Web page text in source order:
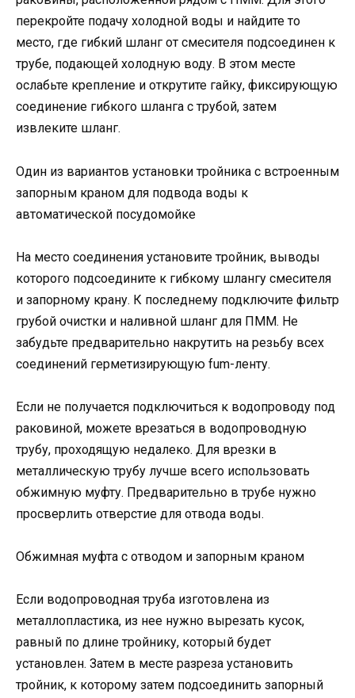
перекройте подачу холодной воды и найдите то
место, где гибкий шланг от смесителя подсоединен к
трубе, подающей холодную воду. В этом месте
ослабьте крепление и открутите гайку, фиксирующую
соединение гибкого шланга с трубой, затем
извлеките шланг.
Один из вариантов установки тройника с встроенным
запорным краном для подвода воды к
автоматической посудомойке
На место соединения установите тройник, выводы
которого подсоедините к гибкому шлангу смесителя
и запорному крану. К последнему подключите фильтр
грубой очистки и наливной шланг для ПММ. Не
забудьте предварительно накрутить на резьбу всех
соединений герметизирующую fum-ленту.
Если не получается подключиться к водопроводу под
раковиной, можете врезаться в водопроводную
трубу, проходящую недалеко. Для врезки в
металлическую трубу лучше всего использовать
обжимную муфту. Предварительно в трубе нужно
просверлить отверстие для отвода воды.
Обжимная муфта с отводом и запорным краном
Если водопроводная труба изготовлена из
металлопластика, из нее нужно вырезать кусок,
равный по длине тройнику, который будет
установлен. Затем в месте разреза установить
тройник, к которому затем подсоединить запорный